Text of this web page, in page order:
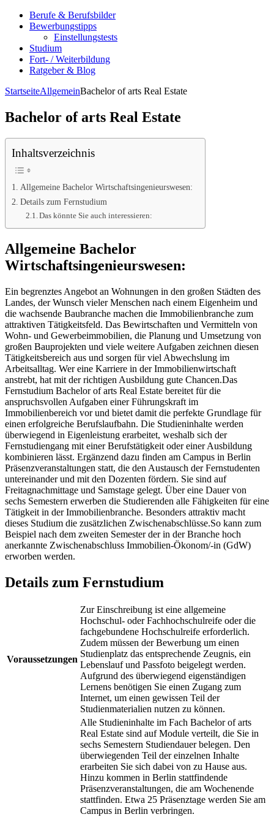
Berufe & Berufsbilder
Bewerbungstipps
Einstellungstests
Studium
Fort- / Weiterbildung
Ratgeber & Blog
StartseiteAllgemeinBachelor of arts Real Estate
Bachelor of arts Real Estate
Inhaltsverzeichnis
Allgemeine Bachelor Wirtschaftsingenieurswesen:
Details zum Fernstudium
Das könnte Sie auch interessieren:
Allgemeine Bachelor
Wirtschaftsingenieurswesen:
Ein begrenztes Angebot an Wohnungen in den großen Städten des
Landes, der Wunsch vieler Menschen nach einem Eigenheim und
die wachsende Baubranche machen die Immobilienbranche zum
attraktiven Tätigkeitsfeld. Das Bewirtschaften und Vermitteln von
Wohn- und Gewerbeimmobilien, die Planung und Umsetzung von
großen Bauprojekten und viele weitere Aufgaben zeichnen diesen
Tätigkeitsbereich aus und sorgen für viel Abwechslung im
Arbeitsalltag. Wer eine Karriere in der Immobilienwirtschaft
anstrebt, hat mit der richtigen Ausbildung gute Chancen.Das
Fernstudium Bachelor of arts Real Estate bereitet für die
anspruchsvollen Aufgaben einer Führungskraft im
Immobilienbereich vor und bietet damit die perfekte Grundlage für
einen erfolgreiche Berufslaufbahn. Die Studieninhalte werden
überwiegend in Eigenleistung erarbeitet, weshalb sich der
Fernstudiengang mit einer Berufstätigkeit oder einer Ausbildung
kombinieren lässt. Ergänzend dazu finden am Campus in Berlin
Präsenzveranstaltungen statt, die den Austausch der Fernstudenten
untereinander und mit den Dozenten fördern. Sie sind auf
Freitagnachmittage und Samstage gelegt. Über eine Dauer von
sechs Semestern erwerben die Studierenden alle Fähigkeiten für eine
Tätigkeit in der Immobilienbranche. Besonders attraktiv macht
dieses Studium die zusätzlichen Zwischenabschlüsse.So kann zum
Beispiel nach dem zweiten Semester der in der Branche hoch
anerkannte Zwischenabschluss Immobilien-Ökonom/-in (GdW)
erworben werden.
Details zum Fernstudium
Voraussetzungen
Zur Einschreibung ist eine allgemeine
Hochschul- oder Fachhochschulreife oder die
fachgebundene Hochschulreife erforderlich.
Zudem müssen der Bewerbung um einen
Studienplatz das entsprechende Zeugnis, ein
Lebenslauf und Passfoto beigelegt werden.
Aufgrund des überwiegend eigenständigen
Lernens benötigen Sie einen Zugang zum
Internet, um einen gewissen Teil der
Studienmaterialien nutzen zu können.
Alle Studieninhalte im Fach Bachelor of arts
Real Estate sind auf Module verteilt, die Sie in
sechs Semestern Studiendauer belegen. Den
überwiegenden Teil der einzelnen Inhalte
erarbeiten Sie sich dabei von zu Hause aus.
Hinzu kommen in Berlin stattfindende
Präsenzveranstaltungen, die am Wochenende
stattfinden. Etwa 25 Präsenztage werden Sie am
Campus in Berlin verbringen.